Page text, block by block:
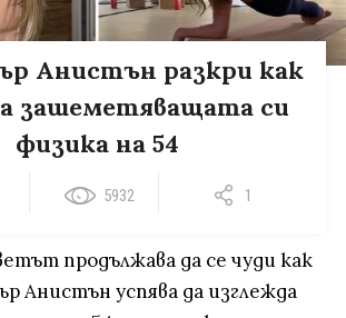
Анистън разкри как
зашеметяващата си
физика на 54
5932 1
продължава да се чуди как
Анистън успява да изглежда